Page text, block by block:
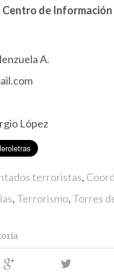
Centro de
A.
López
terroristas,
, Terrorismo, Torres